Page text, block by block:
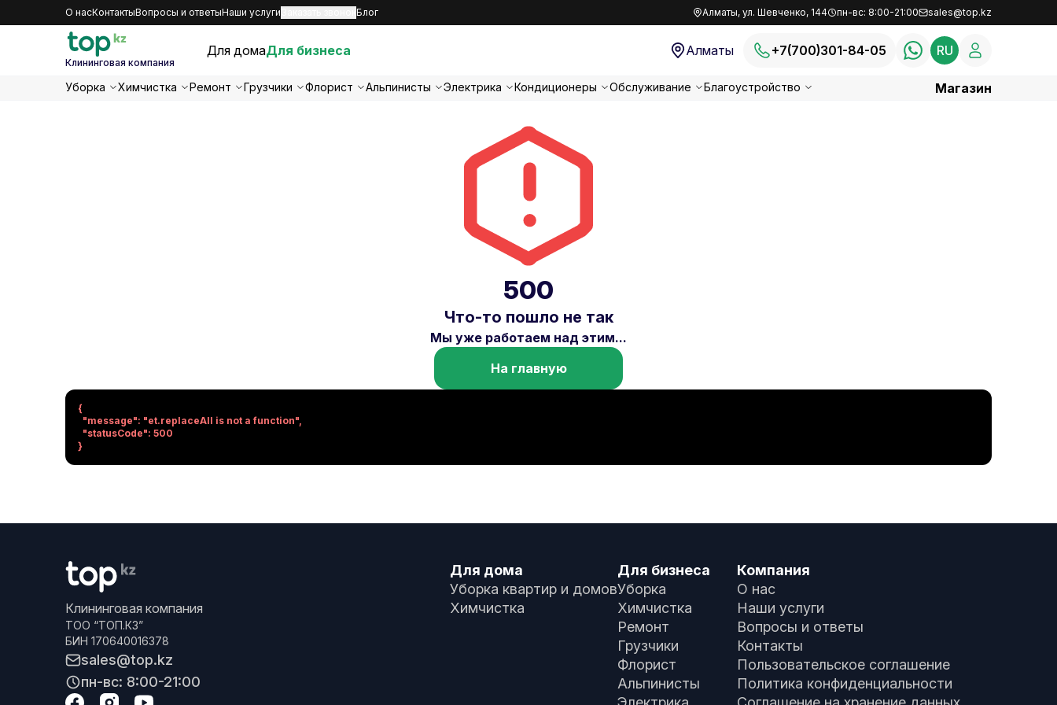
О насКонтактыВопросы и ответыНаши услуги Блог Алматы, ул. Шевченко, 144 пн-вс: 8:00-21:00 sales@top.kz
Клининговая компания
Для домаДля бизнеса Алматы +7(700)301-84-05 RU
Уборка Химчистка Ремонт Грузчики Флорист Альпинисты Электрика Кондиционеры Обслуживание Благоустройство Магазин
500
Что-то пошло не так
Мы уже работаем над этим...
На главную
{
}
Клининговая компания
ТОО “ТОП.КЗ”
БИН 170640016378
sales@top.kz
пн-вс: 8:00-21:00
Для дома
Уборка квартир и домов
Химчистка
Для бизнеса
Уборка
Химчистка
Ремонт
Грузчики
Флорист
Альпинисты
Компания
О нас
Наши услуги
Вопросы и ответы
Контакты
Пользовательское соглашение
Политика конфиденциальности